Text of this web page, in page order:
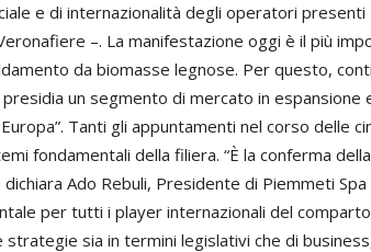
e di internazionalità degli operatori presenti
–. La manifestazione oggi è il più
da biomasse legnose. Per questo,
un segmento di mercato in espansione
Tanti gli appuntamenti nel corso delle
fondamentali della filiera. “È la conferma
Ado Rebuli, Presidente di Piemmeti
per tutti i player internazionali del
strategie sia in termini legislativi che di